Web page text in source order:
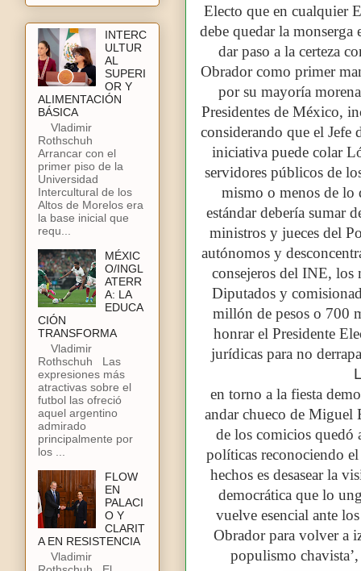
Electo que en cualquier
debe quedar la monserga
dar paso a la certeza
Obrador como primer
por su mayoría
Presidentes de México,
considerando que el Jefe
iniciativa puede colar
servidores públicos de
mismo o menos de lo
estándar debería sumar
ministros y jueces del
autónomos y
consejeros del INE, los
Diputados y
millón de pesos o 700
honrar el Presidente
jurídicas para no
en torno a la fiesta
andar chueco de
de los comicios quedó
políticas reconociendo
hechos es desasear la
democrática que lo
vuelve esencial ante
Obrador para volver a
populismo
INTERC
ULTUR
AL
SUPERI
OR Y
ALIMENTACIÓN
BÁSICA
Vladimir
Rothschuh
Arrancar con el
primer piso de la
Universidad
Intercultural de los
Altos de Morelos era
la base inicial que
requ...
MÉXIC
O/INGL
ATERR
A: LA
EDUCA
CIÓN
TRANSFORMA
Vladimir
Rothschuh Las
expresiones más
atractivas sobre el
futbol las ofreció
aquel argentino
admirado
principalmente por
los ...
FLOW
EN
PALACI
O Y
CLARIT
A EN RESISTENCIA
Vladimir